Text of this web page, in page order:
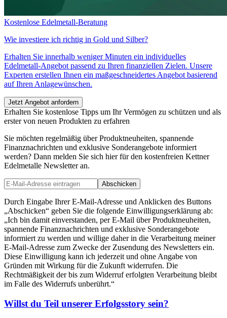
Kostenlose Edelmetall-Beratung
Wie investiere ich richtig in Gold und Silber?
Erhalten Sie innerhalb weniger Minuten ein individuelles
Edelmetall-Angebot passend zu Ihren finanziellen Zielen. Unsere
Experten erstellen Ihnen ein maßgeschneidertes Angebot basierend
auf Ihren Anlagewünschen.
Jetzt Angebot anfordern
Erhalten Sie kostenlose Tipps um Ihr Vermögen zu schützen und als
erster von neuen Produkten zu erfahren
Sie möchten regelmäßig über Produktneuheiten, spannende
Finanznachrichten und exklusive Sonderangebote informiert
werden? Dann melden Sie sich hier für den kostenfreien Kettner
Edelmetalle Newsletter an.
Abschicken
Durch Eingabe Ihrer E-Mail-Adresse und Anklicken des Buttons
„Abschicken“ geben Sie die folgende Einwilligungserklärung ab:
„Ich bin damit einverstanden, per E-Mail über Produktneuheiten,
spannende Finanznachrichten und exklusive Sonderangebote
informiert zu werden und willige daher in die Verarbeitung meiner
E-Mail-Adresse zum Zwecke der Zusendung des Newsletters ein.
Diese Einwilligung kann ich jederzeit und ohne Angabe von
Gründen mit Wirkung für die Zukunft widerrufen. Die
Rechtmäßigkeit der bis zum Widerruf erfolgten Verarbeitung bleibt
im Falle des Widerrufs unberührt.“
Willst du Teil unserer Erfolgsstory sein?